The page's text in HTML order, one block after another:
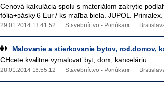
Cenová kalkulácia spolu s materiálom zakrytie
fólia+pásky 6 Eur / ks maľba biela, JUPOL,
29.01.2014 13:41:52 Stavebníctvo - Ponúkam
Malovanie a stierkovanie bytov, rod.domov,
CHcete kvalitne vymalovať byt, dom, kanceláriu...
28.01.2014 16:55:12 Stavebníctvo - Ponúkam